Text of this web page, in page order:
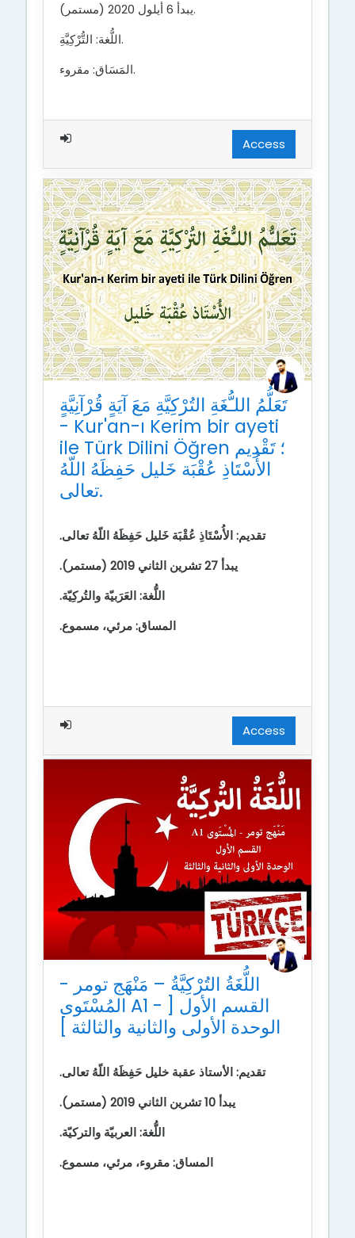
يبدأ 6 أيلول 2020 (مستمر).
اللُّغة: التُّرْكِيَّةِ.
المَسَاق: مقروء.
Access
تَعَلُّمُ اللـُّغَةِ التُرْكِيَّةِ مَعَ آيَةٍ قُرْآنِيَّةٍ
- Kur'an-ı Kerim bir ayeti
ile Türk Dilini Öğren ؛ تَقْدِيم
الأُسْتَاذِ عُقْبَة خَليل حَفِظَهُ اللّهُ
تعالى.
تقديم: الأُسْتَاذِ عُقْبَة خَليل حَفِظَهُ اللّهُ تعالى.
يبدأ 27 تشرين الثاني 2019 (مستمر).
اللُّغة: العَرَبيّة والتُركِيّة.
المساق: مرئي، مسموع.
Access
اللُّغَةُ التُرْكِيَّةُ – مَنْهَج تومر -
المُسْتَوى A1 - القسم الأول [
الوحدة الأولى والثانية والثالثة ]
تقديم: الأستاذ عقبة خليل حَفِظَهُ اللّهُ تعالى.
يبدأ 10 تشرين الثاني 2019 (مستمر).
اللُّغة: العربيّة والتركيّة.
المساق: مقروء، مرئي، مسموع.